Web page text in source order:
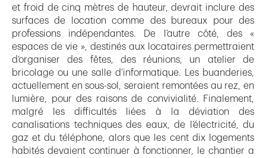
et froid de cinq mètres de hauteur, devrait inclure des
surfaces de location comme des bureaux pour des
professions indépendantes. De l’autre côté, des «
espaces de vie », destinés aux locataires permettraient
d’organiser des fêtes, des réunions, un atelier de
bricolage ou une salle d’informatique. Les buanderies,
actuellement en sous-sol, seraient remontées au rez, en
lumière, pour des raisons de convivialité. Finalement,
malgré les difficultés liées à la déviation des
canalisations techniques des eaux, de l’électricité, du
gaz et du téléphone, alors que les cent dix logements
habités devaient continuer à fonctionner, le chantier a